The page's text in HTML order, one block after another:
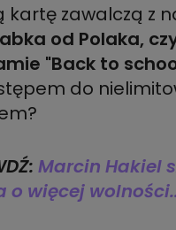
kartę zawalczą z
od Polaka,
"Back to
do
Marcin Hakiel
o więcej